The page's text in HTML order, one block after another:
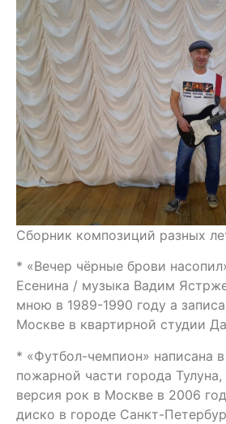
Сборник композиций разных
* «Вечер чёрные брови
Есенина / музыка Вадим
мною в 1989-1990 году а
Москве в квартирной студии
* «Футбол-чемпион» написана
пожарной части города Тулуна,
версия рок в Москве в 2006
диско в городе Санкт-